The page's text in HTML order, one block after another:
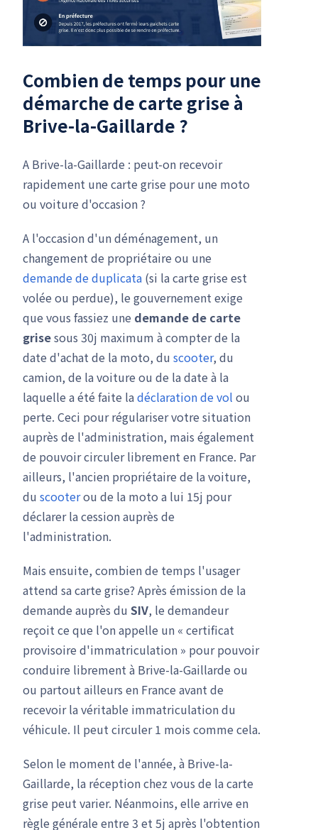
Combien de temps pour une
démarche de carte grise à
Brive-la-Gaillarde ?
A Brive-la-Gaillarde : peut-on recevoir
rapidement une carte grise pour une moto
ou voiture d'occasion ?
A l'occasion d'un déménagement, un
changement de propriétaire ou une
demande de duplicata (si la carte grise est
volée ou perdue), le gouvernement exige
que vous fassiez une demande de carte
grisesous 30j maximum à compter de la
date d'achat de la moto, du scooter, du
camion, de la voiture ou de la date à la
laquelle a été faite ladéclaration de vol ou
perte. Ceci pour régulariser votre situation
auprès de l'administration, mais également
de pouvoir circuler librement en France. Par
ailleurs, l'ancien propriétaire de la voiture,
du scooterou de la moto a lui 15j pour
déclarer la cession auprès de
l'administration.
Mais ensuite, combien de temps l'usager
attend sa carte grise? Après émission de la
demande auprès du SIV, le demandeur
reçoit ce que l'on appelle un « certificat
provisoire d'immatriculation » pour pouvoir
conduire librement à Brive-la-Gaillarde ou
ou partout ailleurs en France avant de
recevoir la véritable immatriculation du
véhicule. Il peut circuler 1 mois comme cela.
Selon le moment de l'année, à Brive-la-
Gaillarde, la réception chez vous de la carte
grise peut varier. Néanmoins, elle arrive en
règle générale entre 3 et 5j après l'obtention